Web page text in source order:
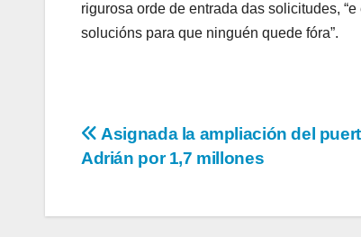
rigurosa orde de entrada das solicitudes,
solucións para que ninguén quede fóra”.
Navegación
entradas
Asignada la ampliación del
Adrián por 1,7 millones